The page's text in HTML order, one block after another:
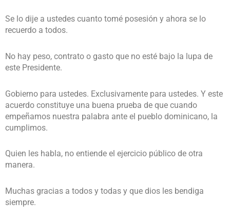
Se lo dije a ustedes cuanto tomé posesión y ahora se lo
recuerdo a todos.
No hay peso, contrato o gasto que no esté bajo la lupa de
este Presidente.
Gobierno para ustedes. Exclusivamente para ustedes. Y este
acuerdo constituye una buena prueba de que cuando
empeñamos nuestra palabra ante el pueblo dominicano, la
cumplimos.
Quien les habla, no entiende el ejercicio público de otra
manera.
Muchas gracias a todos y todas y que dios les bendiga
siempre.